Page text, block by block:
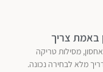
באמת צריך
מסילות טריקה
מלא לבחירה נכונה.